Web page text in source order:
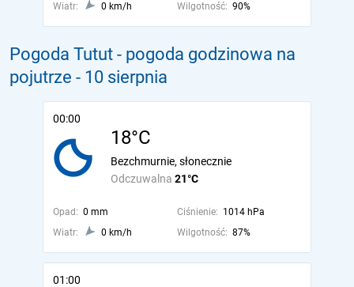
Wiatr:
0 km/h Wilgotność: 90%
Pogoda Tutut - pogoda godzinowa na
pojutrze - 10 sierpnia
00:00
18°C
Odczuwalna 21°C
Bezchmurnie, słonecznie
Opad: 0 mm Ciśnienie: 1014 hPa
Wiatr:
0 km/h Wilgotność: 87%
01:00